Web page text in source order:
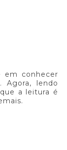
em conhecer
Agora, lendo
a leitura é